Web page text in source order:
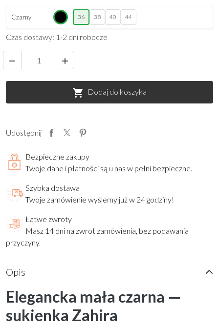
Czarny 36 38 40 44
Czas dostawy: 1-2 dni robocze
 
 Dodaj do koszyka
Udostępnij
Bezpieczne zakupy
Twoje dane i płatności są u nas w pełni bezpieczne.
Szybka dostawa
Twoje zamówienie wyślemy już w 24 godziny!
Łatwe zwroty
Masz 14 dni na zwrot zamówienia, bez podawania
przyczyny.
Opis
Elegancka mała czarna —
sukienka Zahira